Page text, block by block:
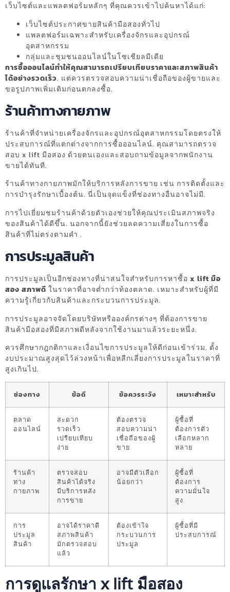
เว็บไซต์และแพลตฟอร์มหลักๆ ที่คุณควรเข้าไปค้นหาได้แก่:
เว็บไซต์ประกาศขายสินค้ามือสองทั่วไป
แพลตฟอร์มเฉพาะสำหรับเครื่องจักรและอุปกรณ์
อุตสาหกรรม
กลุ่มและชุมชนออนไลน์ในโซเชียลมีเดีย
การซื้อออนไลน์ทำให้คุณสามารถเปรียบเทียบราคาและสภาพสินค้า
ได้อย่างรวดเร็ว. แต่ควรตรวจสอบความน่าเชื่อถือของผู้ขายและ
ขอรูปภาพเพิ่มเติมก่อนตกลงซื้อ.
ร้านค้าทางกายภาพ
ร้านค้าที่จำหน่ายเครื่องจักรและอุปกรณ์อุตสาหกรรมโดยตรงให้
ประสบการณ์ที่แตกต่างจากการซื้อออนไลน์. คุณสามารถตรวจ
สอบ x lift มือสอง ด้วยตนเองและสอบถามข้อมูลจากพนักงาน
ขายได้ทันที.
ร้านค้าทางกายภาพมักให้บริการหลังการขาย เช่น การติดตั้งและ
การบำรุงรักษาเบื้องต้น. นี่เป็นจุดแข็งที่ช่องทางอื่นอาจไม่มี.
การไปเยี่ยมชมร้านค้าด้วยตัวเองช่วยให้คุณประเมินสภาพจริง
ของสินค้าได้ดีขึ้น. นอกจากนี้ยังช่วยลดความเสี่ยงในการซื้อ
สินค้าที่ไม่ตรงตามคำ .
การประมูลสินค้า
การประมูลเป็นอีกช่องทางที่น่าสนใจสำหรับการหาซื้อ x lift มือ
สอง สภาพดี ในราคาที่อาจต่ำกว่าท้องตลาด. เหมาะสำหรับผู้ที่มี
ความรู้เกี่ยวกับสินค้าและกระบวนการประมูล.
การประมูลอาจจัดโดยบริษัทหรือองค์กรต่างๆ ที่ต้องการขาย
สินค้ามือสองที่มีสภาพดีหลังจากใช้งานมาแล้วระยะหนึ่ง.
ควรศึกษากฎกติกาและเงื่อนไขการประมูลให้ดีก่อนเข้าร่วม. ตั้ง
งบประมาณสูงสุดไว้ล่วงหน้าเพื่อหลีกเลี่ยงการประมูลในราคาที่
สูงเกินไป.
ช่องทาง ข้อดี ข้อควรระวัง เหมาะสำหรับ
ตลาด
ออนไลน์
สะดวก
รวดเร็ว
เปรียบเทียบ
ง่าย
ต้องตรวจ
สอบความน่า
เชื่อถือของผู้
ขาย
ผู้ซื้อที่
ต้องการตัว
เลือกหลาก
หลาย
ร้านค้า
ทาง
กายภาพ
ตรวจสอบ
สินค้าได้จริง
มีบริการหลัง
การขาย
อาจมีตัวเลือก
น้อยกว่า
ผู้ซื้อที่
ต้องการ
ความมั่นใจ
สูง
การ
ประมูล
สินค้า
อาจได้ราคาดี
สภาพสินค้า
มักตรวจสอบ
แล้ว
ต้องเข้าใจ
กระบวนการ
ประมูล
ผู้ซื้อที่มี
ประสบการณ์
การดูแลรักษา x lift มือสอง